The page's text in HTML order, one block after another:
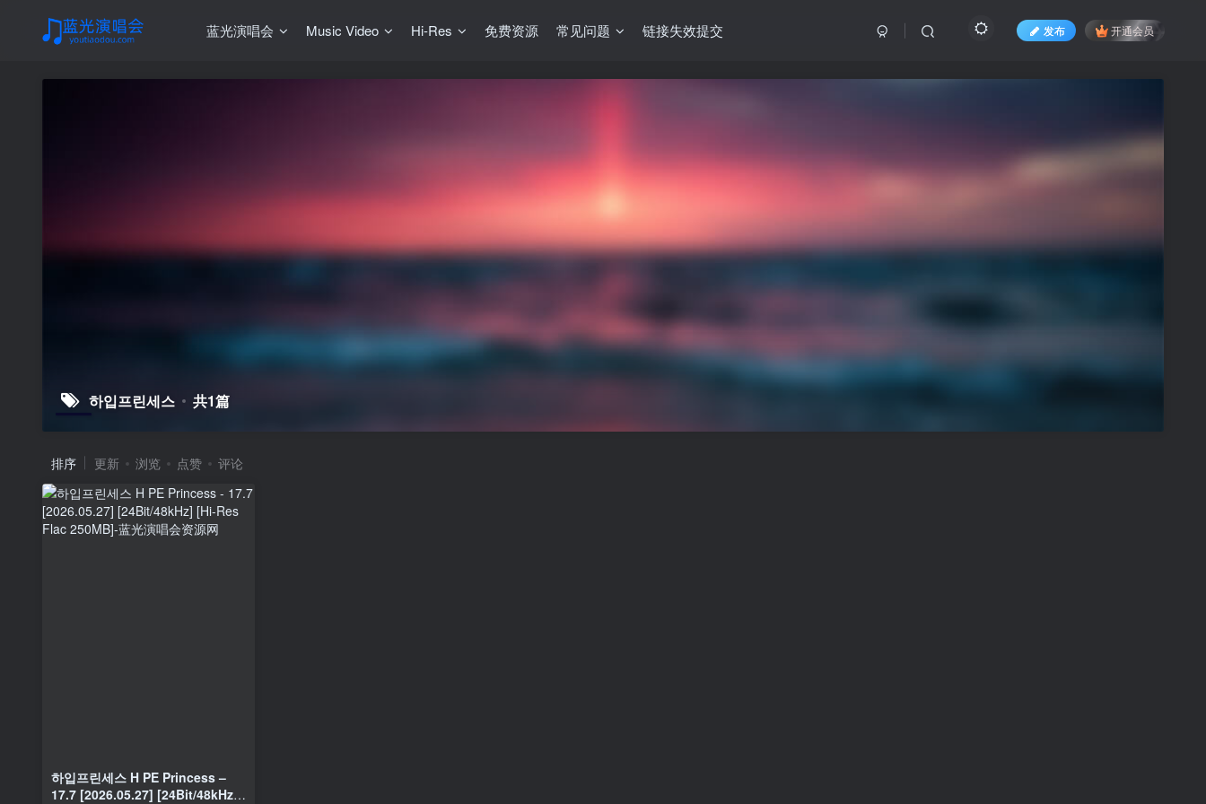
蓝光演唱会 Music Video Hi-Res 免费资源 常见问题 链接失效提交 发布 开通会员
하입프린세스 共1篇
排序 更新 浏览 点赞 评论
하입프린세스 H PE Princess –
17.7 [2026.05.27] [24Bit/48kHz]